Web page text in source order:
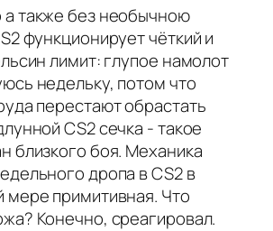
также без необычною
функционирует чёткий и
лимит: глупое намолот
недельку, потом что
перестают обрастать
CS2 сечка - такое
близкого боя. Механика
дропа в CS2 в
мере примитивная. Что
Конечно, среагировал.